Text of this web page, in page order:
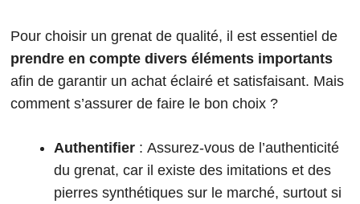
Pour choisir un grenat de qualité, il est essentiel de
prendre en compte divers éléments importants
afin de garantir un achat éclairé et satisfaisant. Mais
comment s’assurer de faire le bon choix ?
Authentifier : Assurez-vous de l’authenticité
du grenat, car il existe des imitations et des
pierres synthétiques sur le marché, surtout si